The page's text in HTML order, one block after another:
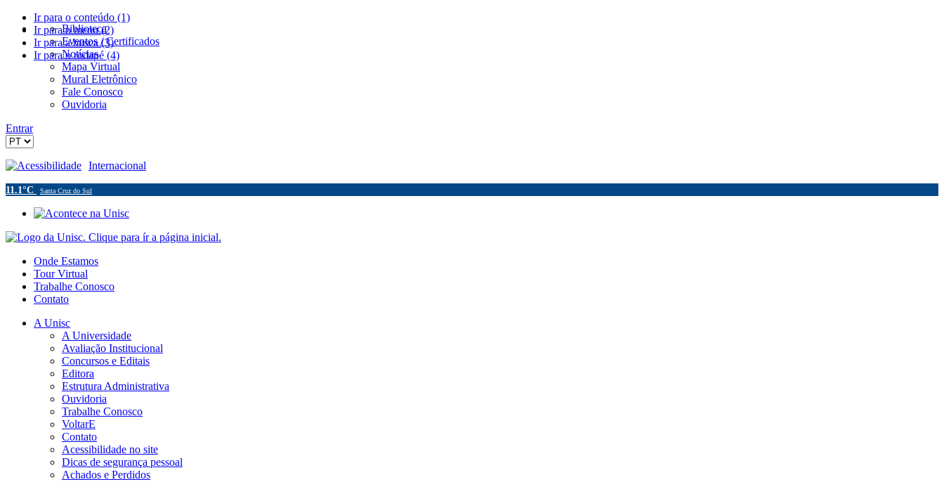
Ir para o conteúdo (1)
Ir para o menu (2)
Ir para a busca (3)
Ir para o rodapé (4)
Biblioteca
Eventos / Certificados
Notícias
Mapa Virtual
Mural Eletrônico
Fale Conosco
Ouvidoria
Entrar
Acessibilidade Internacional
11.1°C Santa Cruz do Sul
Onde Estamos
Tour Virtual
Trabalhe Conosco
Contato
A Unisc
A Universidade
Avaliação Institucional
Concursos e Editais
Editora
Estrutura Administrativa
Ouvidoria
Trabalhe Conosco
VoltarE
Contato
Acessibilidade no site
Dicas de segurança pessoal
Achados e Perdidos